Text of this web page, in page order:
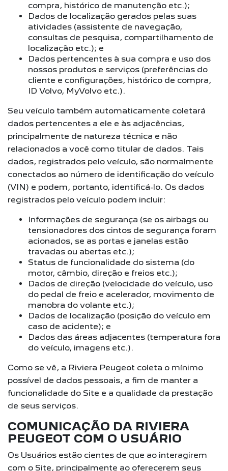
compra, histórico de manutenção etc.);
Dados de localização gerados pelas suas
atividades (assistente de navegação,
consultas de pesquisa, compartilhamento de
localização etc.); e
Dados pertencentes à sua compra e uso dos
nossos produtos e serviços (preferências do
cliente e configurações, histórico de compra,
ID Volvo, MyVolvo etc.).
Seu veículo também automaticamente coletará
dados pertencentes a ele e às adjacências,
principalmente de natureza técnica e não
relacionados a você como titular de dados. Tais
dados, registrados pelo veículo, são normalmente
conectados ao número de identificação do veículo
(VIN) e podem, portanto, identificá-lo. Os dados
registrados pelo veículo podem incluir:
Informações de segurança (se os airbags ou
tensionadores dos cintos de segurança foram
acionados, se as portas e janelas estão
travadas ou abertas etc.);
Status de funcionalidade do sistema (do
motor, câmbio, direção e freios etc.);
Dados de direção (velocidade do veículo, uso
do pedal de freio e acelerador, movimento de
manobra do volante etc.);
Dados de localização (posição do veículo em
caso de acidente); e
Dados das áreas adjacentes (temperatura fora
do veículo, imagens etc.).
Como se vê, a Riviera Peugeot coleta o mínimo
possível de dados pessoais, a fim de manter a
funcionalidade do Site e a qualidade da prestação
de seus serviços.
COMUNICAÇÃO DA RIVIERA
PEUGEOT COM O USUÁRIO
Os Usuários estão cientes de que ao interagirem
com o Site, principalmente ao oferecerem seus